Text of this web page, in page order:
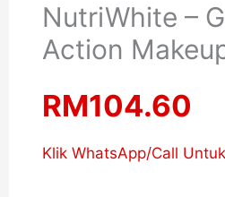
NutriWhite –
Action
RM104.60
Klik WhatsApp/Call